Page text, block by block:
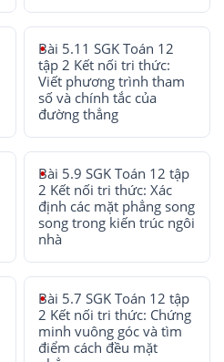
Bài 5.11 SGK Toán 12
tập 2 Kết nối tri thức:
Viết phương trình tham
số và chính tắc của
đường thẳng
Bài 5.9 SGK Toán 12 tập
2 Kết nối tri thức: Xác
định các mặt phẳng song
song trong kiến trúc ngôi
nhà
Bài 5.7 SGK Toán 12 tập
2 Kết nối tri thức: Chứng
minh vuông góc và tìm
điểm cách đều mặt